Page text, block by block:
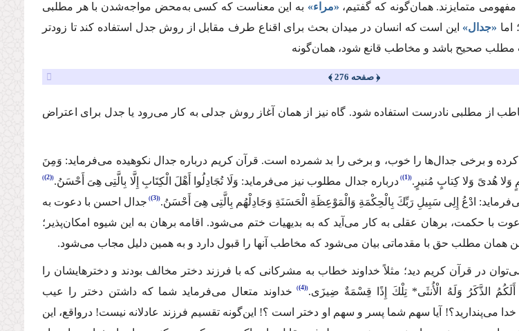
متمایزند. همان‌گونه‌ که گفتیم، «مراء» به این معناست که کسی به‌محض مواجه‌شدن با هر مطلبی
اما «جدال» این است که انسان در میدان بحث برای اقناع طرف مقابل از روش جدل استفاده کند تا زودتر
مطلب صحیح باشد و مخاطب قانع شود، همان‌گونه‌
﴿ صفحه 276 ﴾
از مطلبی نادرست استفاده شود. گاه نیز از همان آغاز روش جدلی به کار می‌رود یا جدل برای اعتراض
کرده و برخی جدال‌ها را خوب، و برخی را بد شمرده است. قرآن کریم درباره جدال نکوهیده می‌فرماید: وَ‌مِنَ
وَ‌لا هُدىً وَ‌لا كِتابٍ مُنیرٍ. (1) درباره جدال مطلوب نیز می‌فرماید: وَ‌لَا تُجَادِلُوا أَهْلَ الْكِتَابِ إِلَّا بِالَّتِی هِیَ أَحْسَنُ. (2)
ادْعُ إِلِى سَبِیلِ رَبِّكَ بِالْحِكْمَةِ وَالْمَوْعِظَةِ الْحَسَنَةِ وَ‌جَادِلْهُم بِالَّتِی هِیَ أَحْسَنُ. (3)
جدال احسن با دعوت به
حکمت، برهان عقلی به کار می‌‌آید که به بدیهیات ختم می‌شود. اقامه برهان به این شیوه امکان‌پذیر؛
همان مطلب حق با مقدماتی بیان می‌شود که مخاطب آنها را قبول دارد و به همین دلیل مجاب می‌شود.
در قرآن کریم دید؛ مثلاً خداوند خطاب به مشرکانی که با فرزند دختر مخالف بودند و دخترهایشان را
أَلَكُمُ الذَّكَرُ وَلَهُ الْأُنثَى‌* تِلْكَ إِذًا قِسْمَةٌ ضِیزَى. (4)
خداوند متعال می‌فرماید شما که داشتن دختر را عیب
خدا می‌پندارید؟! آیا سهم شما پسر و سهم او دختر است ؟! این‌گونه تقسیم فرزند عادلانه نیست! درواقع، این